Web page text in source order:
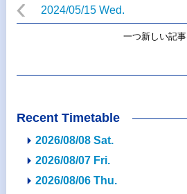
2024/05/15 Wed.
一つ新しい記事
Recent Timetable
2026/08/08 Sat.
2026/08/07 Fri.
2026/08/06 Thu.